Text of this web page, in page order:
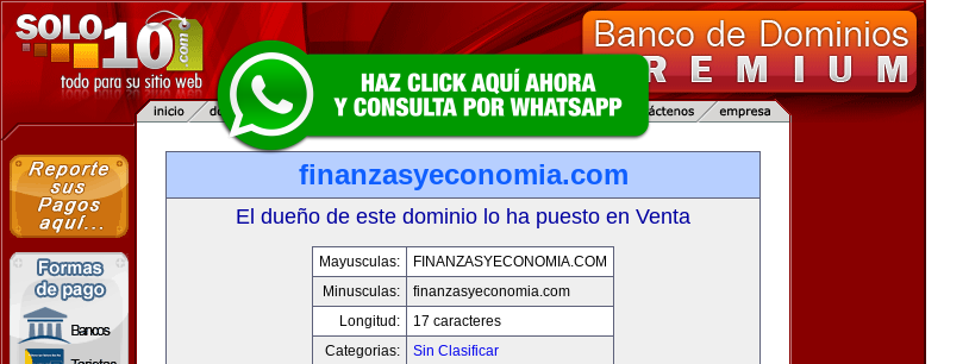
finanzasyeconomia.com
El dueño de este dominio lo ha puesto en Venta
Mayusculas:
FINANZASYECONOMIA.COM
Minusculas:
finanzasyeconomia.com
Longitud:
17 caracteres
Categorias:
Sin Clasificar